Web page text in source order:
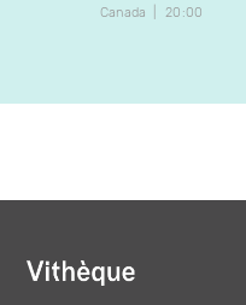
Canada
20:00